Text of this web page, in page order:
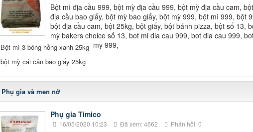
Bột mì địa cầu 999, bột mỳ địa cầu 999, bột mỳ địa cầu cam,
địa cầu bao giấy, bột mỳ bao giấy, bột mỳ 999, bột mì 999, bột
bột địa cầu cam, bột 25kg, bột giấy, bột bánh pizza, bột số 13,
mỳ bakers choice số 13, bot mi dia cau 999, bot dia cau 999,
my 999,
Bột mì 3 bông hồng xanh 25kg
bột mỳ cái cân bao giấy 25kg
Phụ gia và men nở
Phụ gia Timico
16/05/2020 10:23 Đã xem: 4662 Phản hồi: 0